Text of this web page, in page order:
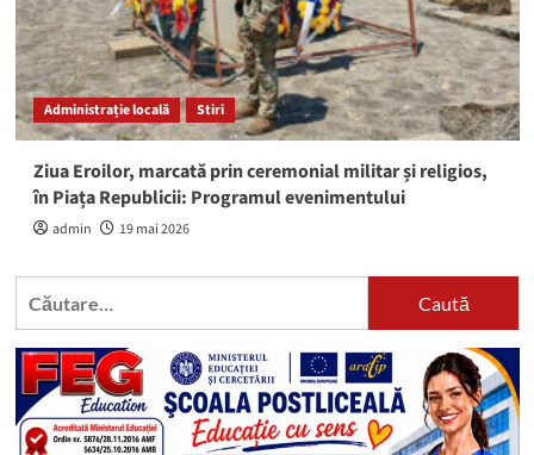
Administrație locală Stiri
Ziua Eroilor, marcată prin ceremonial militar și religios,
în Piața Republicii: Programul evenimentului
admin 19 mai 2026
Caută